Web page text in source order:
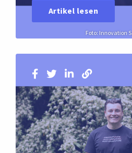
Foto: Innovation
Artikel lesen